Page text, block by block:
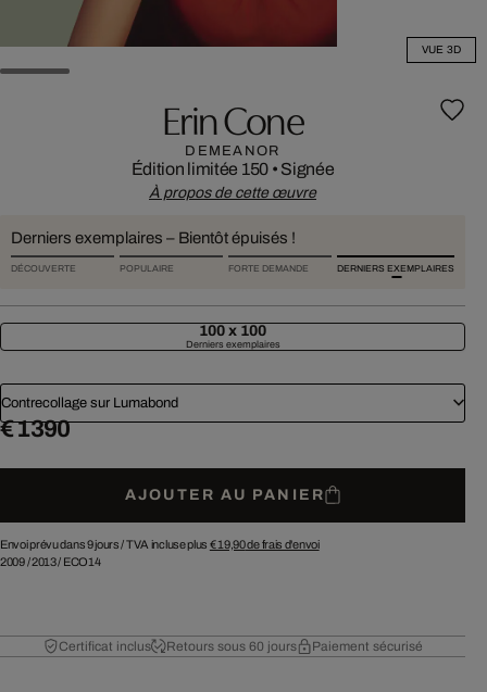
VUE 3D
Erin Cone
DEMEANOR
Édition limitée 150 • Signée
À propos de cette œuvre
Derniers exemplaires – Bientôt épuisés !
DÉCOUVERTE POPULAIRE FORTE DEMANDE DERNIERS EXEMPLAIRES
100 x 100
Derniers exemplaires
Contrecollage sur Lumabond
€ 1 390
AJOUTER AU PANIER
Envoi prévu dans 9 jours /TVA incluse plus € 19,90de frais d'envoi
2009/2013/ ECO14
Certificat inclus Retours sous 60 jours Paiement sécurisé